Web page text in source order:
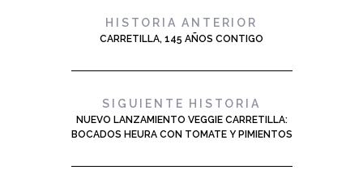
HISTORIA ANTERIOR
CARRETILLA, 145 AÑOS CONTIGO
SIGUIENTE HISTORIA
NUEVO LANZAMIENTO VEGGIE CARRETILLA:
BOCADOS HEURA CON TOMATE Y PIMIENTOS